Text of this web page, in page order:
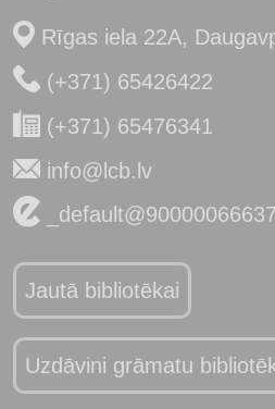
Rīgas iela 22A,
(+371) 65426422
(+371) 65476341
info@lcb.lv
_default@90000066637
Jautā bibliotēkai
Uzdāvini grāmatu